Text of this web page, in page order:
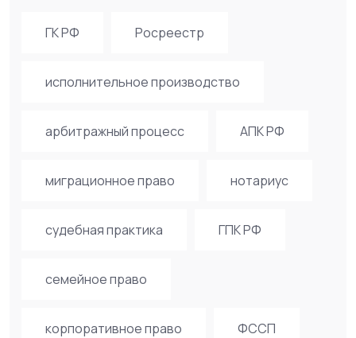
ГК РФ Росреестр
исполнительное производство
арбитражный процесс АПК РФ
миграционное право нотариус
судебная практика ГПК РФ
семейное право
корпоративное право ФССП